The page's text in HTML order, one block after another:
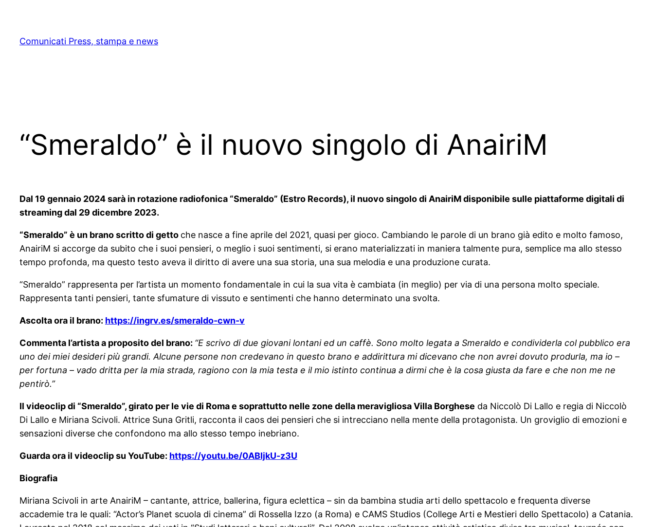
content
Comunicati Press, stampa e news
“Smeraldo” è il nuovo singolo di AnairiM
Dal 19 gennaio 2024 sarà in rotazione radiofonica “Smeraldo” (Estro Records), il nuovo singolo di AnairiM disponibile sulle piattaforme digitali di
streaming dal 29 dicembre 2023.
“Smeraldo” è un brano scritto di getto che nasce a fine aprile del 2021, quasi per gioco. Cambiando le parole di un brano già edito e molto famoso,
AnairiM si accorge da subito che i suoi pensieri, o meglio i suoi sentimenti, si erano materializzati in maniera talmente pura, semplice ma allo stesso
tempo profonda, ma questo testo aveva il diritto di avere una sua storia, una sua melodia e una produzione curata.
“Smeraldo” rappresenta per l’artista un momento fondamentale in cui la sua vita è cambiata (in meglio) per via di una persona molto speciale.
Rappresenta tanti pensieri, tante sfumature di vissuto e sentimenti che hanno determinato una svolta.
Ascolta ora il brano: https://ingrv.es/smeraldo-cwn-v
Commenta l’artista a proposito del brano: “E scrivo di due giovani lontani ed un caffè. Sono molto legata a Smeraldo e condividerla col pubblico era
uno dei miei desideri più grandi. Alcune persone non credevano in questo brano e addirittura mi dicevano che non avrei dovuto produrla, ma io –
per fortuna – vado dritta per la mia strada, ragiono con la mia testa e il mio istinto continua a dirmi che è la cosa giusta da fare e che non me ne
pentirò.”
Il videoclip di “Smeraldo”, girato per le vie di Roma e soprattutto nelle zone della meravigliosa Villa Borghese da Niccolò Di Lallo e regia di Niccolò
Di Lallo e Miriana Scivoli. Attrice Suna Gritli, racconta il caos dei pensieri che si intrecciano nella mente della protagonista. Un groviglio di emozioni e
sensazioni diverse che confondono ma allo stesso tempo inebriano.
Guarda ora il videoclip su YouTube: https://youtu.be/0ABIjkU-z3U
Biografia
Miriana Scivoli in arte AnairiM – cantante, attrice, ballerina, figura eclettica – sin da bambina studia arti dello spettacolo e frequenta diverse
accademie tra le quali: “Actor’s Planet scuola di cinema” di Rossella Izzo (a Roma) e CAMS Studios (College Arti e Mestieri dello Spettacolo) a Catania.